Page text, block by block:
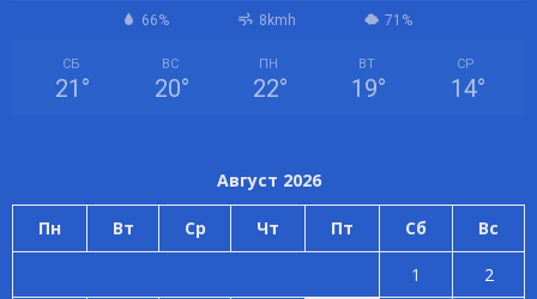
66% 8kmh 71%
СБ
21 °
ВС
20°
ПН
22°
ВТ
19°
СР
14°
Август 2026
Пн Вт Ср Чт Пт Сб Вс
1
2